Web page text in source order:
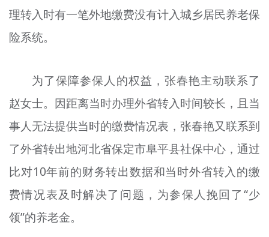
理转入时有一笔外地缴费没有计入城乡居民养老保
险系统。
为了保障参保人的权益，张春艳主动联系了
赵女士。因距离当时办理外省转入时间较长，且当
事人无法提供当时的缴费情况表，张春艳又联系到
了外省转出地河北省保定市阜平县社保中心，通过
比对10年前的财务转出数据和当时外省转入的缴
费情况表及时解决了问题，为参保人挽回了“少
领”的养老金。